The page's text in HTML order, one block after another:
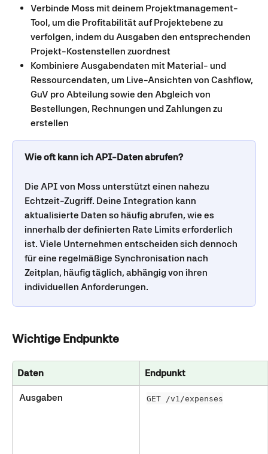
Verbinde Moss mit deinem Projektmanagement-
Tool, um die Profitabilität auf Projektebene zu
verfolgen, indem du Ausgaben den entsprechenden
Projekt-Kostenstellen zuordnest
Kombiniere Ausgabendaten mit Material- und
Ressourcendaten, um Live-Ansichten von Cashflow,
GuV pro Abteilung sowie den Abgleich von
Bestellungen, Rechnungen und Zahlungen zu
erstellen
Wie oft kann ich API-Daten abrufen?
Die API von Moss unterstützt einen nahezu
Echtzeit-Zugriff. Deine Integration kann
aktualisierte Daten so häufig abrufen, wie es
innerhalb der definierten Rate Limits erforderlich
ist. Viele Unternehmen entscheiden sich dennoch
für eine regelmäßige Synchronisation nach
Zeitplan, häufig täglich, abhängig von ihren
individuellen Anforderungen.
Wichtige Endpunkte
Daten Endpunkt
Ausgaben GET /v1/expenses